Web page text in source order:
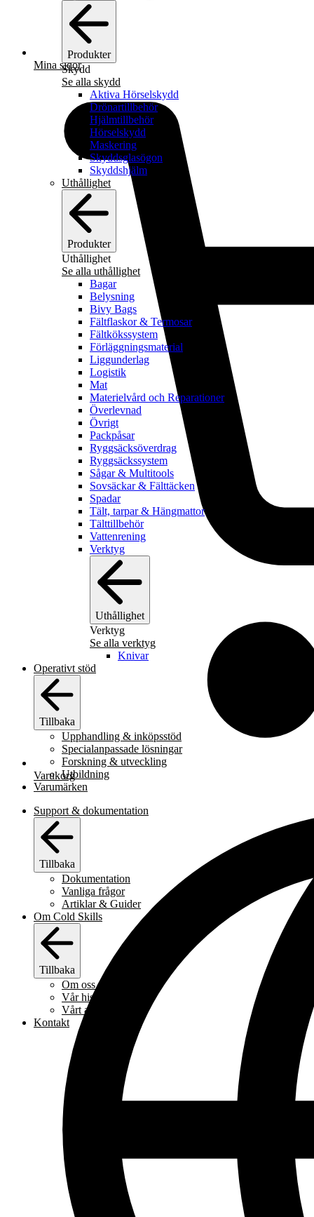
Produkter
Skydd
Se alla skydd
Aktiva Hörselskydd
Drönartillbehör
Hjälmtillbehör
Hörselskydd
Maskering
Skyddsglasögon
Skyddshjälm
Uthållighet
Produkter
Uthållighet
Se alla uthållighet
Bagar
Belysning
Bivy Bags
Fältflaskor & Termosar
Fältkökssystem
Förläggningsmaterial
Liggunderlag
Logistik
Mat
Materielvård och Reparationer
Överlevnad
Övrigt
Packpåsar
Ryggsäcksöverdrag
Ryggsäckssystem
Sågar & Multitools
Sovsäckar & Fälttäcken
Spadar
Tält, tarpar & Hängmattor
Tälttillbehör
Vattenrening
Verktyg
Uthållighet
Verktyg
Se alla verktyg
Knivar
Operativt stöd
Tillbaka
Upphandling & inköpsstöd
Specialanpassade lösningar
Forskning & utveckling
Utbildning
Varumärken
Support & dokumentation
Tillbaka
Dokumentation
Vanliga frågor
Artiklar & Guider
Om Cold Skills
Tillbaka
Om oss
Vår historia
Vårt arbetssätt
Kontakt
Mina sidor
Varukorg